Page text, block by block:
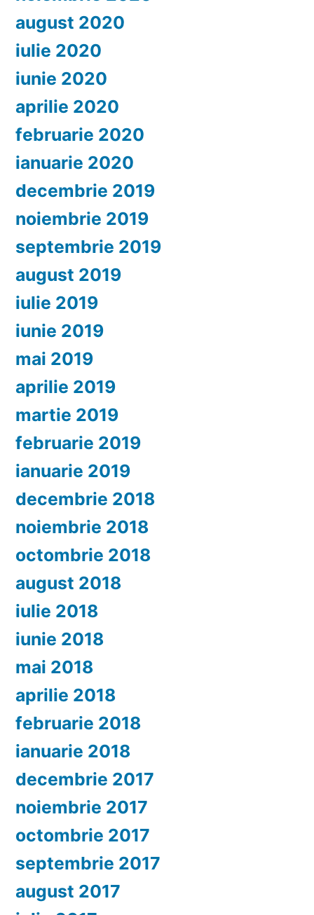
august 2020
iulie 2020
iunie 2020
aprilie 2020
februarie 2020
ianuarie 2020
decembrie 2019
noiembrie 2019
septembrie 2019
august 2019
iulie 2019
iunie 2019
mai 2019
aprilie 2019
martie 2019
februarie 2019
ianuarie 2019
decembrie 2018
noiembrie 2018
octombrie 2018
august 2018
iulie 2018
iunie 2018
mai 2018
aprilie 2018
februarie 2018
ianuarie 2018
decembrie 2017
noiembrie 2017
octombrie 2017
septembrie 2017
august 2017